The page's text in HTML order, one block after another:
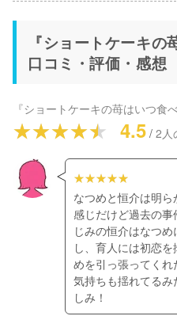
『ショートケーキ
口コミ・評価・感想
『ショートケーキの苺はいつ食
4.5 / 2
なつめと恒介は明
感じだけど過去の
じみの恒介はなつ
し、育人には初恋
めを引っ張ってく
気持ちも揺れてる
しみ！